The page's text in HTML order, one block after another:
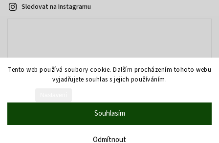
Tento web používá soubory cookie. Dalším procházením tohoto webu
vyjadřujete souhlas s jejich používáním.
Odmítnout
Souhlasím
Sledovat na Instagramu
Vytvořil Shoptet
Grafický návrh vytvořil a nakódoval